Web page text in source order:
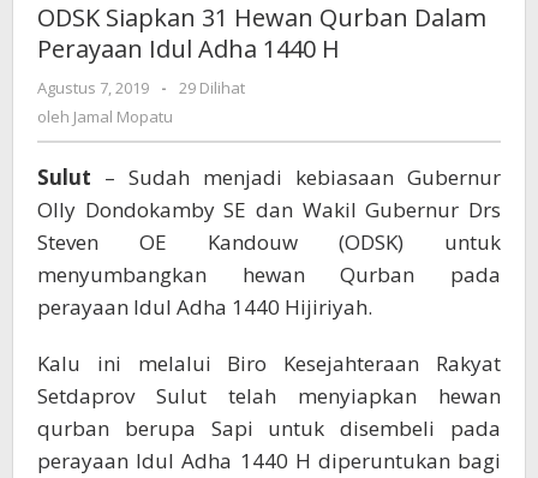
Hewan
Qurban
1440
H
ODSK Siapkan 31 Hewan Qurban Dalam
Perayaan Idul Adha 1440 H
Agustus 7, 2019
oleh
Jamal
-
29 Dilihat
oleh Jamal Mopatu
Sulut – Sudah menjadi kebiasaan Gubernur
Olly Dondokamby SE dan Wakil Gubernur Drs
Steven OE Kandouw (ODSK) untuk
menyumbangkan hewan Qurban pada
perayaan Idul Adha 1440 Hijiriyah.
Kalu ini melalui Biro Kesejahteraan Rakyat
Setdaprov Sulut telah menyiapkan hewan
qurban berupa Sapi untuk disembeli pada
perayaan Idul Adha 1440 H diperuntukan bagi